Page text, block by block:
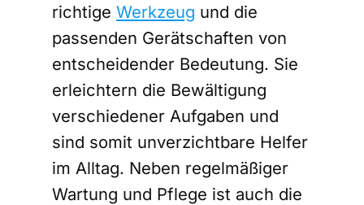
richtige Werkzeug und die
passenden Gerätschaften von
entscheidender Bedeutung. Sie
erleichtern die Bewältigung
verschiedener Aufgaben und
sind somit unverzichtbare Helfer
im Alltag. Neben regelmäßiger
Wartung und Pflege ist auch die